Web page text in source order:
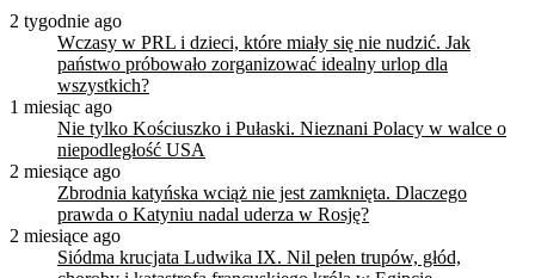
2 tygodnie ago
Wczasy w PRL i dzieci, które miały się nie nudzić. Jak
państwo próbowało zorganizować idealny urlop dla
wszystkich?
1 miesiąc ago
Nie tylko Kościuszko i Pułaski. Nieznani Polacy w walce o
niepodległość USA
2 miesiące ago
Zbrodnia katyńska wciąż nie jest zamknięta. Dlaczego
prawda o Katyniu nadal uderza w Rosję?
2 miesiące ago
Siódma krucjata Ludwika IX. Nil pełen trupów, głód,